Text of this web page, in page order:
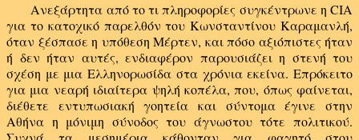
Ανεξάρτητα από το τι πληροφορίες συγκέντρωνε η CIA
για το κατοχικό παρελθόν του Κωνσταντίνου Καραμανλή,
όταν ξέσπασε η υπόθεση Μέρτεν, και πόσο αξιόπιστες ήταν
ή δεν ήταν αυτές, ενδιαφέρον παρουσιάζει η στενή του
σχέση με μια Ελληνορωσίδα στα χρόνια εκείνα. Επρόκειτο
για μια νεαρή ιδιαίτερα ψηλή κοπέλα, που, όπως φαίνεται,
διέθετε εντυπωσιακή γοητεία και σύντομα έγινε στην
Αθήνα η μόνιμη σύνοδος του άγνωστου τότε πολιτικού.